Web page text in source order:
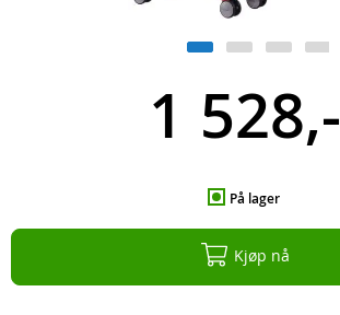
1 528,-
På lager
Kjøp nå